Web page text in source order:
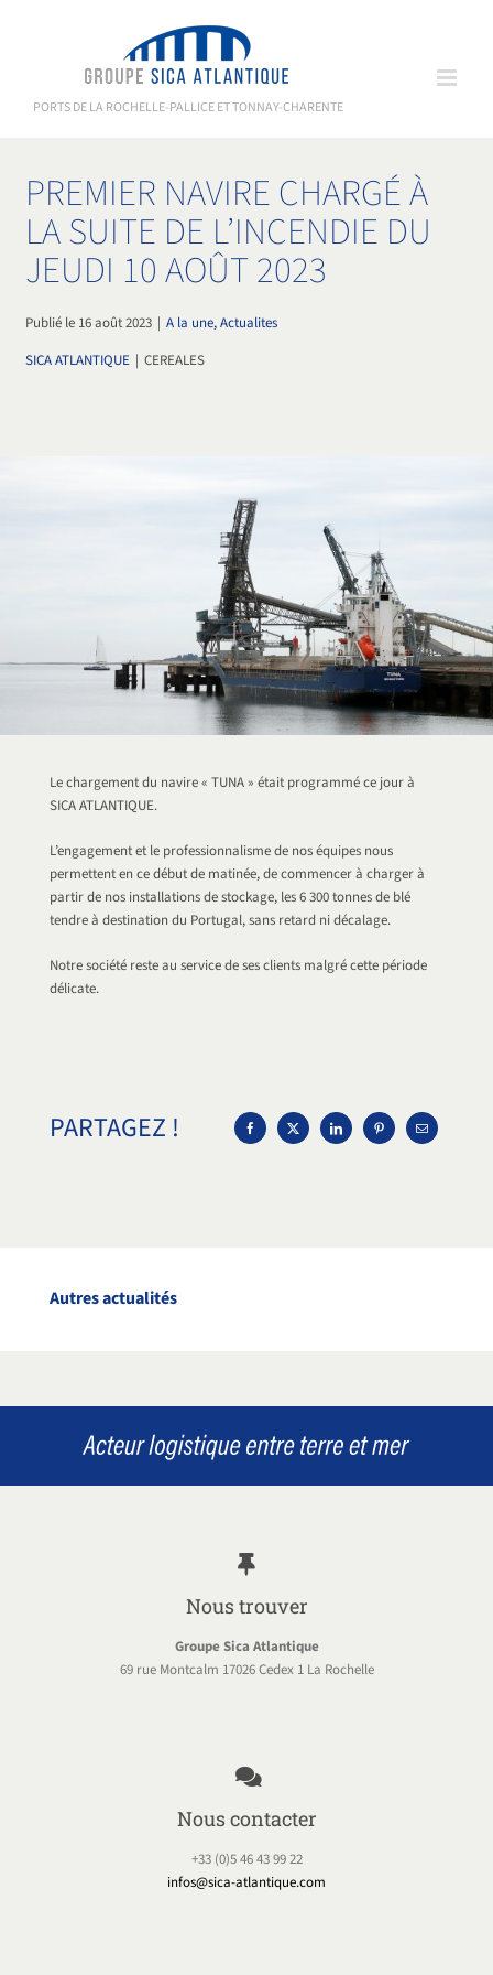
PORTS DE LA ROCHELLE-PALLICE ET TONNAY-CHARENTE
PREMIER NAVIRE CHARGÉ À
LA SUITE DE L’INCENDIE DU
JEUDI 10 AOÛT 2023
Publié le 16 août 2023 | A la une, Actualites
SICA ATLANTIQUE | CEREALES
Le chargement du navire « TUNA » était programmé ce jour à
SICA ATLANTIQUE.
L’engagement et le professionnalisme de nos équipes nous
permettent en ce début de matinée, de commencer à charger à
partir de nos installations de stockage, les 6 300 tonnes de blé
tendre à destination du Portugal, sans retard ni décalage.
Notre société reste au service de ses clients malgré cette période
délicate.
PARTAGEZ !
Autres actualités
Nous trouver
Groupe Sica Atlantique
69 rue Montcalm 17026 Cedex 1 La Rochelle
Nous contacter
+33 (0)5 46 43 99 22
infos@sica-atlantique.com